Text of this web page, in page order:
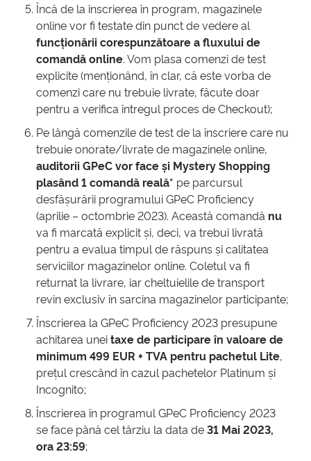
Încă de la înscrierea în program, magazinele
online vor fi testate din punct de vedere al
funcționării corespunzătoare a fluxului de
comandă online. Vom plasa comenzi de test
explicite (menționând, în clar, că este vorba de
comenzi care nu trebuie livrate, făcute doar
pentru a verifica întregul proces de Checkout);
Pe lângă comenzile de test de la înscriere care nu
trebuie onorate/livrate de magazinele online,
auditorii GPeC vor face și Mystery Shopping
plasând 1 comandă reală* pe parcursul
desfășurării programului GPeC Proficiency
(aprilie – octombrie 2023). Această comandă nu
va fi marcată explicit și, deci, va trebui livrată
pentru a evalua timpul de răspuns și calitatea
serviciilor magazinelor online. Coletul va fi
returnat la livrare, iar cheltuielile de transport
revin exclusiv în sarcina magazinelor participante;
Înscrierea la GPeC Proficiency 2023 presupune
achitarea uneitaxe de participare în valoare de
minimum 499 EUR + TVA pentru pachetul Lite,
prețul crescând în cazul pachetelor Platinum și
Incognito;
Înscrierea în programul GPeC Proficiency 2023
se face până cel târziu la data de31 Mai 2023,
ora 23:59;